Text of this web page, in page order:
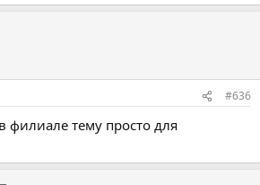
#636
филиале тему просто для